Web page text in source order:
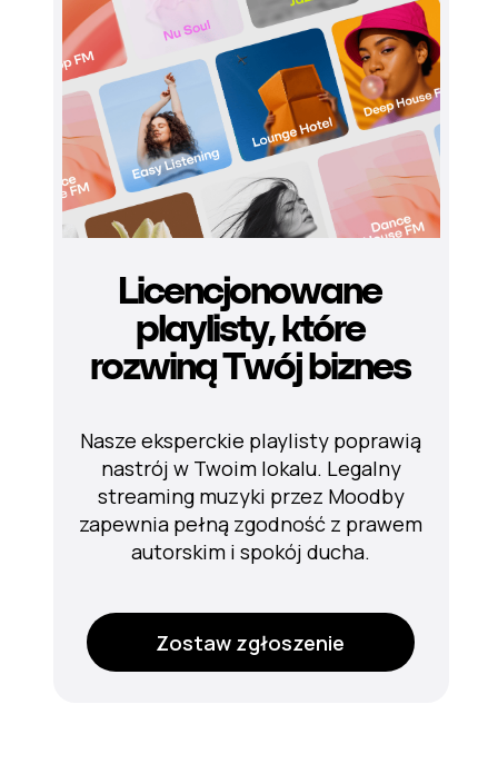
Zostaw zgłoszenie
Nasze eksperckie playlisty poprawią
nastrój w Twoim lokalu. Legalny
streaming muzyki przez Moodby
zapewnia pełną zgodność z prawem
autorskim i spokój ducha.
Licencjonowane
playlisty, które
rozwiną Twój biznes